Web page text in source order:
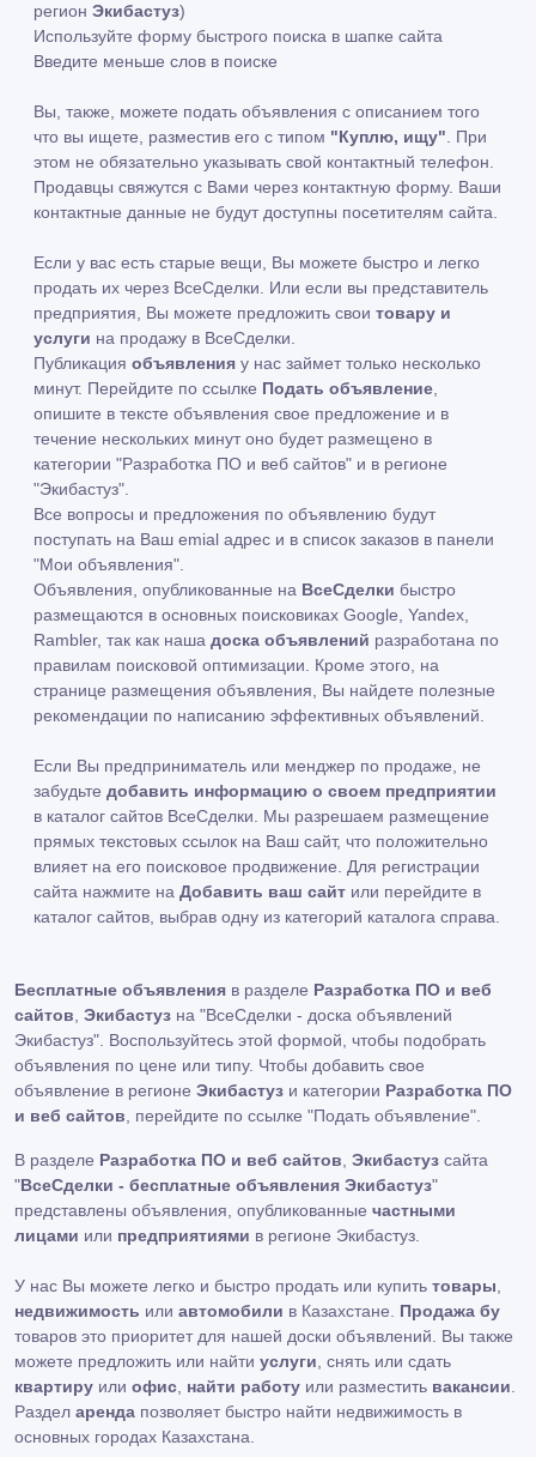
регион Экибастуз)
Используйте форму быстрого поиска в шапке сайта
Введите меньше слов в поиске
Вы, также, можете подать объявления с описанием того
что вы ищете, разместив его с типом "Куплю, ищу" . При
этом не обязательно указывать свой контактный телефон.
Продавцы свяжутся с Вами через контактную форму. Ваши
контактные данные не будут доступны посетителям сайта.
Если у вас есть старые вещи, Вы можете быстро и легко
продать их через ВсеСделки. Или если вы представитель
предприятия, Вы можете предложить свои товару и
услуги на продажу в ВсеСделки.
Публикация объявления у нас займет только несколько
минут. Перейдите по ссылке Подать объявление
опишите в тексте объявления свое предложение и в
течение нескольких минут оно будет размещено в
категории "Разработка ПО и веб сайтов" и в регионе
"Экибастуз".
Все вопросы и предложения по объявлению будут
поступать на Ваш emial адрес и в список заказов в панели
"Мои объявления".
Объявления, опубликованные на ВсеСделки быстро
размещаются в основных поисковиках Google, Yandex,
Rambler, так как наша доска объявлений разработана по
правилам поисковой оптимизации. Кроме этого, на
странице размещения объявления, Вы найдете полезные
рекомендации по написанию эффективных объявлений.
Если Вы предприниматель или менджер по продаже, не
забудьте добавить информацию о своем предприятии
в каталог сайтов ВсеСделки. Мы разрешаем размещение
прямых текстовых ссылок на Ваш сайт, что положительно
влияет на его поисковое продвижение. Для регистрации
сайта нажмите на Добавить ваш сайт или перейдите в
каталог сайтов, выбрав одну из категорий каталога справа.
Бесплатные объявления в разделе Разработка ПО и веб
сайтов Экибастуз на "ВсеСделки - доска объявлений
Экибастуз". Воспользуйтесь этой формой, чтобы подобрать
объявления по цене или типу. Чтобы добавить свое
объявление в регионе Экибастуз и категории Разработка ПО
и веб сайтов , перейдите по ссылке "Подать объявление"
В разделе Разработка ПО и веб сайтов Экибастуз сайта
"ВсеСделки - бесплатные объявления Экибастуз"
представлены объявления, опубликованные частными
лицами или предприятиями в регионе Экибастуз.
У нас Вы можете легко и быстро продать или купить товары
недвижимость или автомобили в Казахстане. Продажа бу
товаров это приоритет для нашей доски объявлений. Вы также
можете предложить или найти услуги , снять или сдать
квартиру или офис найти работу или разместить вакансии
Раздел аренда позволяет быстро найти недвижимость в
основных городах Казахстана.